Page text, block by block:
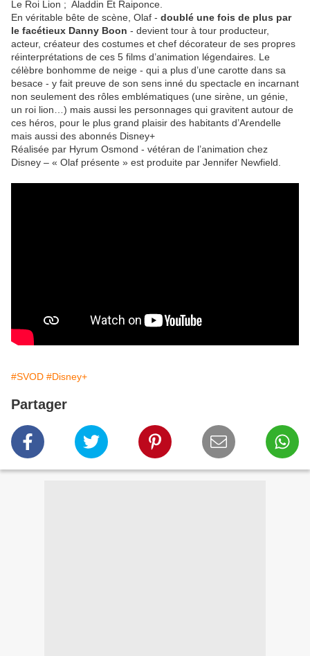
Le Roi Lion ; Aladdin Et Raiponce.
En véritable bête de scène, Olaf - doublé une fois de plus par
le facétieux Danny Boon - devient tour à tour producteur,
acteur, créateur des costumes et chef décorateur de ses propres
réinterprétations de ces 5 films d’animation légendaires. Le
célèbre bonhomme de neige - qui a plus d’une carotte dans sa
besace - y fait preuve de son sens inné du spectacle en incarnant
non seulement des rôles emblématiques (une sirène, un génie,
un roi lion…) mais aussi les personnages qui gravitent autour de
ces héros, pour le plus grand plaisir des habitants d’Arendelle
mais aussi des abonnés Disney+
Réalisée par Hyrum Osmond - vétéran de l’animation chez
Disney – « Olaf présente » est produite par Jennifer Newfield.
#SVOD #Disney+
Partager